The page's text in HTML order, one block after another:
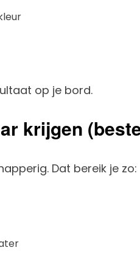
op je bord.
krijgen
Dat bereik je zo: